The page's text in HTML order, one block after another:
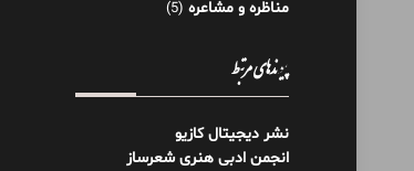
مناظره و مشاعره (5)
پیوندهای مرتبط
نشر دیجیتال کازیو
انجمن ادبی هنری شعرساز